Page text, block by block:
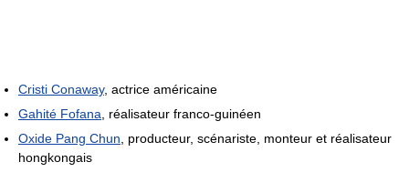
Cristi Conaway, actrice américaine
Gahité Fofana , réalisateur franco-guinéen
Oxide Pang Chun , producteur, scénariste, monteur et réalisateur
hongkongais